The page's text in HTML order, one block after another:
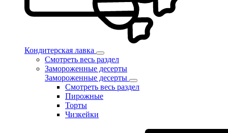
Кондитерская лавка
Смотреть весь раздел
Замороженные десерты
Замороженные десерты
Смотреть весь раздел
Пирожные
Торты
Чизкейки